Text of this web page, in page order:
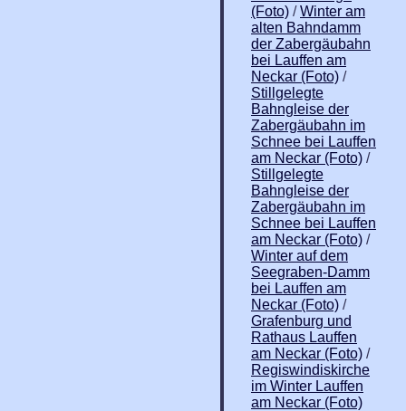
(Foto) /Winter am
alten Bahndamm
der Zabergäubahn
bei Lauffen am
Neckar (Foto) /
Stillgelegte
Bahngleise der
Zabergäubahn im
Schnee bei Lauffen
am Neckar (Foto) /
Stillgelegte
Bahngleise der
Zabergäubahn im
Schnee bei Lauffen
am Neckar (Foto) /
Winter auf dem
Seegraben-Damm
bei Lauffen am
Neckar (Foto) /
Grafenburg und
Rathaus Lauffen
am Neckar (Foto) /
Regiswindiskirche
im Winter Lauffen
am Neckar (Foto)